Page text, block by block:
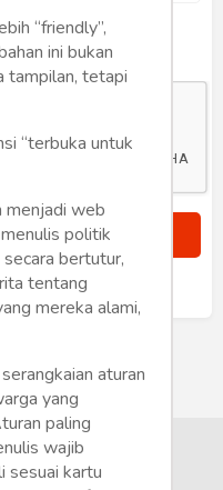
Masuk
“friendly”,
ini bukan
tampilan, tetapi
“terbuka untuk
menjadi web
politik
bertutur,
tentang
mereka alami,
aturan
yang
paling
wajib
sesuai kartu